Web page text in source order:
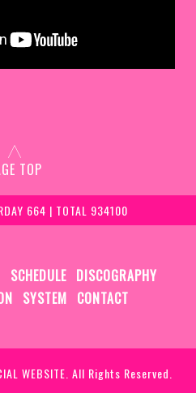
TOP
664 | TOTAL 934100
SCHEDULE DISCOGRAPHY
SYSTEM CONTACT
WEBSITE . All Rights Reserved.